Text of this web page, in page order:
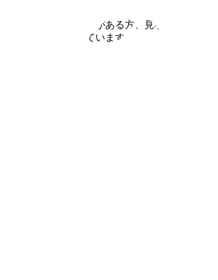
に住んだことがある方、見学され
方の口コミを募集しています。